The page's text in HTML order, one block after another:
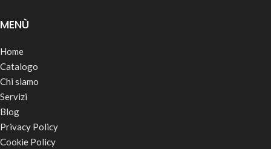
MENÙ
Home
Catalogo
Chi siamo
Servizi
Blog
Privacy Policy
Cookie Policy